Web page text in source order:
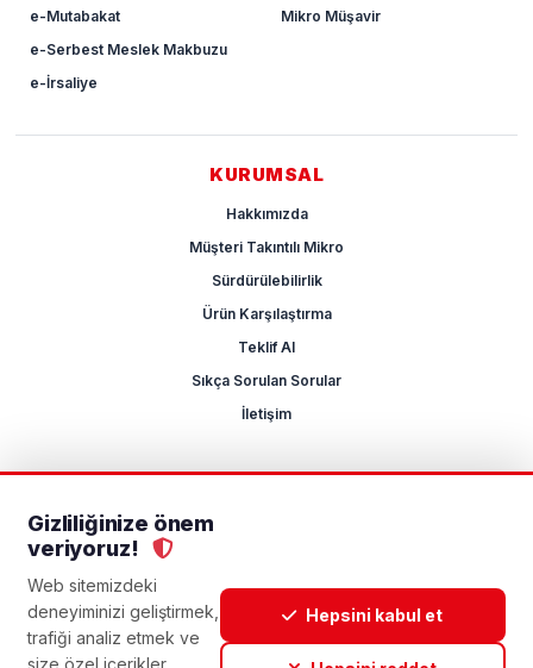
Gizliliğinize önem
veriyoruz!
Web sitemizdeki
deneyiminizi geliştirmek,
trafiği analiz etmek ve
size özel içerikler
Hepsini kabul et
e-Mutabakat
e-Serbest Meslek Makbuzu
e-İrsaliye
Mikro Müşavir
KURUMSAL
Hakkımızda
Müşteri Takıntılı Mikro
Sürdürülebilirlik
Ürün Karşılaştırma
Teklif Al
Sıkça Sorulan Sorular
İletişim
KVKKGizlilik Politikası